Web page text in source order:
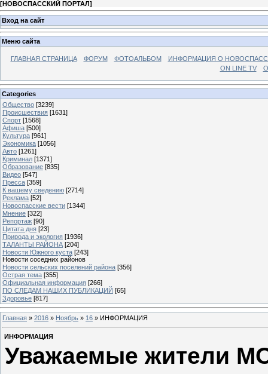
[НОВОСПАССКИЙ ПОРТАЛ]
Вход на сайт
Меню сайта
ГЛАВНАЯ СТРАНИЦА ФОРУМ ФОТОАЛЬБОМ
ИНФОРМАЦИЯ О
ON LINE TV
Categories
Общество [3239]
Происшествия [1631]
Спорт [1568]
Афиша [500]
Культура [961]
Экономика [1056]
Авто [1261]
Криминал [1371]
Образование [835]
Видео [547]
Пресса [359]
К вашему сведению [2714]
Реклама [52]
Новоспасские вести [1344]
Мнение [322]
Репортаж [90]
Цитата дня [23]
Природа и экология [1936]
ТАЛАНТЫ РАЙОНА [204]
Новости Южного куста [243]
Новости соседних районов
Новости сельских поселений района [356]
Острая тема [355]
Официальная информация [266]
ПО СЛЕДАМ НАШИХ ПУБЛИКАЦИЙ [65]
Здоровье [817]
Главная » 2016 » Ноябрь » 16 » ИНФОРМАЦИЯ
ИНФОРМАЦИЯ
Уважаемые жители